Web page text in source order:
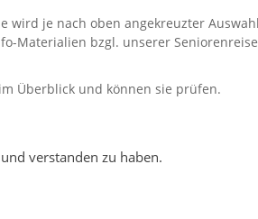
je nach oben angekreuzter
Materialien bzgl. unserer
Überblick und können sie prüfen.
verstanden zu haben.